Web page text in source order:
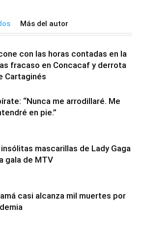
Más del autor
con las horas contadas en la
fracaso en Concacaf y derrota
Cartaginés
“Nunca me arrodillaré. Me
en pie.”
insólitas mascarillas de Lady Gaga
gala de MTV
casi alcanza mil muertes por